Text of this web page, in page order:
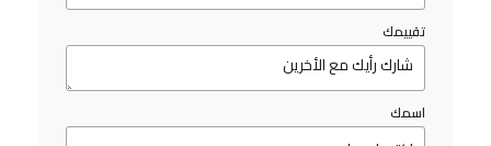
تقييمك
اسمك